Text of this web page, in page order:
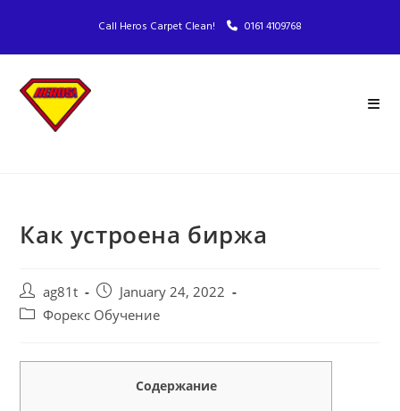
Call Heros Carpet Clean! 0161 4109768
Как устроена биржа
ag81t
January 24, 2022
Форекс Обучение
Cодержание